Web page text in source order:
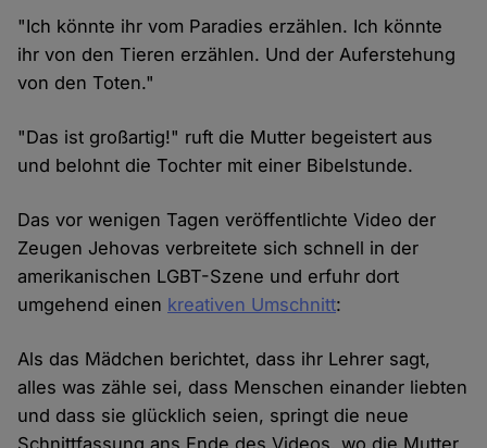
"Ich könnte ihr vom Paradies erzählen. Ich könnte
ihr von den Tieren erzählen. Und der Auferstehung
von den Toten."
"Das ist großartig!" ruft die Mutter begeistert aus
und belohnt die Tochter mit einer Bibelstunde.
Das vor wenigen Tagen veröffentlichte Video der
Zeugen Jehovas verbreitete sich schnell in der
amerikanischen LGBT-Szene und erfuhr dort
umgehend einen kreativen Umschnitt:
Als das Mädchen berichtet, dass ihr Lehrer sagt,
alles was zähle sei, dass Menschen einander liebten
und dass sie glücklich seien, springt die neue